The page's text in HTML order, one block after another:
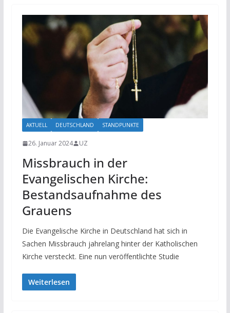
AKTUELL DEUTSCHLAND STANDPUNKTE
26. Januar 2024 UZ
Missbrauch in der
Evangelischen Kirche:
Bestandsaufnahme des
Grauens
Die Evangelische Kirche in Deutschland hat sich in
Sachen Missbrauch jahrelang hinter der Katholischen
Kirche versteckt. Eine nun veröffentlichte Studie
Weiterlesen